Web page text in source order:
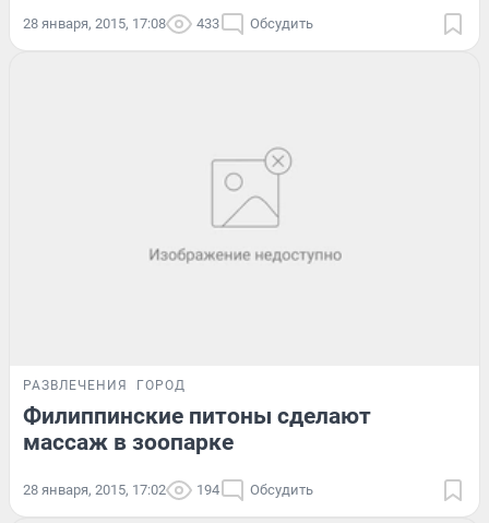
28 января, 2015, 17:08 433 Обсудить
РАЗВЛЕЧЕНИЯ ГОРОД
Филиппинские питоны сделают
массаж в зоопарке
28 января, 2015, 17:02 194 Обсудить